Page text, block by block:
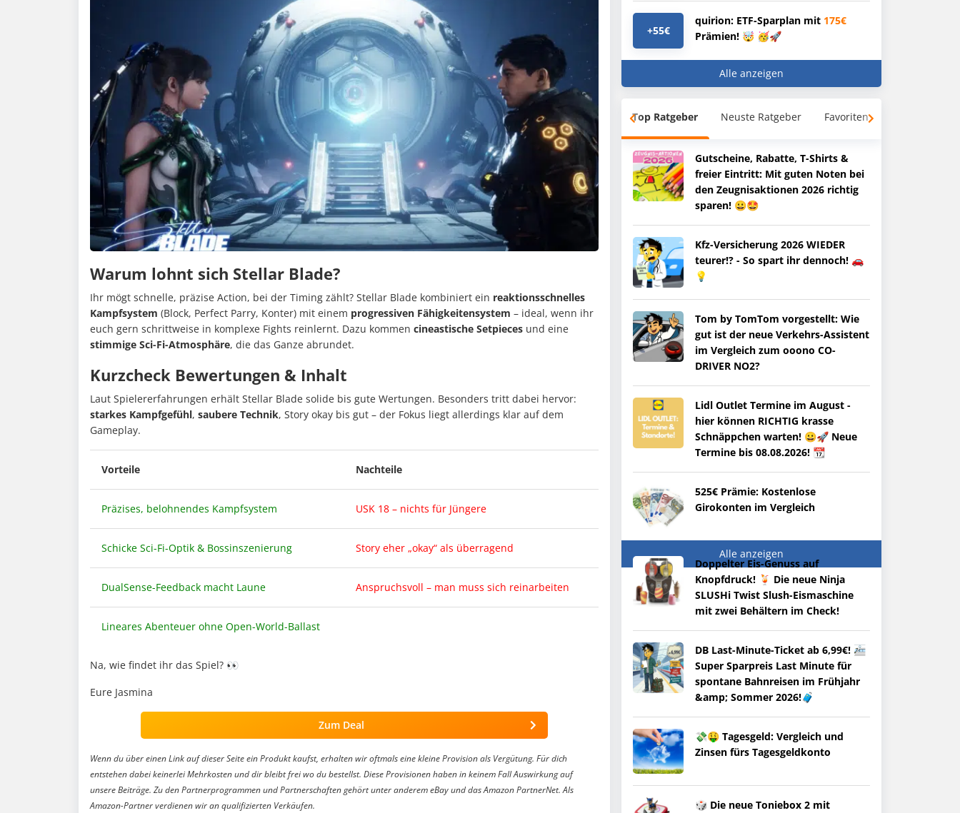
Warum lohnt sich Stellar Blade?
Ihr mögt schnelle, präzise Action, bei der Timing zählt? Stellar Blade kombiniert ein reaktionsschnelles
Kampfsystem (Block, Perfect Parry, Konter) mit einem progressiven Fähigkeitensystem – ideal, wenn ihr
euch gern schrittweise in komplexe Fights reinlernt. Dazu kommen cineastische Setpieces und eine
stimmige Sci-Fi-Atmosphäre, die das Ganze abrundet.
Kurzcheck Bewertungen & Inhalt
Laut Spielererfahrungen erhält Stellar Blade solide bis gute Wertungen. Besonders tritt dabei hervor:
starkes Kampfgefühl, saubere Technik, Story okay bis gut – der Fokus liegt allerdings klar auf dem
Gameplay.
Vorteile Nachteile
Präzises, belohnendes Kampfsystem USK 18 – nichts für Jüngere
Schicke Sci-Fi-Optik & Bossinszenierung Story eher „okay“ als überragend
DualSense-Feedback macht Laune Anspruchsvoll – man muss sich reinarbeiten
Lineares Abenteuer ohne Open-World-Ballast
Na, wie findet ihr das Spiel? 👀
Eure Jasmina
Zum Deal
Wenn du über einen Link auf dieser Seite ein Produkt kaufst, erhalten wir oftmals eine kleine Provision als Vergütung. Für dich
entstehen dabei keinerlei Mehrkosten und dir bleibt frei wo du bestellst. Diese Provisionen haben in keinem Fall Auswirkung auf
unsere Beiträge. Zu den Partnerprogrammen und Partnerschaften gehört unter anderem eBay und das Amazon PartnerNet. Als
Amazon-Partner verdienen wir an qualifizierten Verkäufen.
+55€
quirion: ETF-Sparplan mit 175€
Prämien! 🤯 🥳🚀
Alle anzeigen
Top Ratgeber Neuste Ratgeber Favoriten
Gutscheine, Rabatte, T-Shirts &
freier Eintritt: Mit guten Noten bei
den Zeugnisaktionen 2026 richtig
sparen! 😀🤩
Kfz-Versicherung 2026 WIEDER
teurer!? - So spart ihr dennoch! 🚗
💡
Tom by TomTom vorgestellt: Wie
gut ist der neue Verkehrs-Assistent
im Vergleich zum ooono CO-
DRIVER NO2?
Lidl Outlet Termine im August -
hier können RICHTIG krasse
Schnäppchen warten! 😀🚀 Neue
Termine bis 08.08.2026! 📆
525€ Prämie: Kostenlose
Girokonten im Vergleich
Alle anzeigen
Doppelter Eis-Genuss auf
Knopfdruck! 🍹 Die neue Ninja
SLUSHi Twist Slush-Eismaschine
mit zwei Behältern im Check!
DB Last-Minute-Ticket ab 6,99€! 🚈
Super Sparpreis Last Minute für
spontane Bahnreisen im Frühjahr
&amp; Sommer 2026!🧳
💸🤑 Tagesgeld: Vergleich und
Zinsen fürs Tagesgeldkonto
🎲 Die neue Toniebox 2 mit